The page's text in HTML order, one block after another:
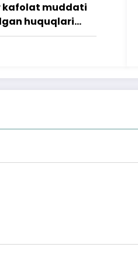
kafolat muddati
huquqlari